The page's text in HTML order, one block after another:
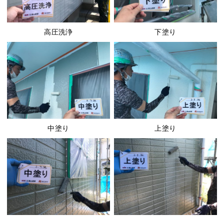
高圧洗浄 下塗り
中塗り 上塗り